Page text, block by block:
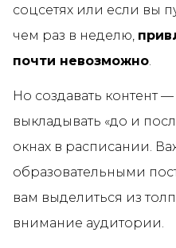
соцсетях или если вы
чем раз в неделю,
почти невозможно.
Но создавать контент
выкладывать «до и
окнах в расписании.
образовательными
вам выделиться из
внимание аудитории.